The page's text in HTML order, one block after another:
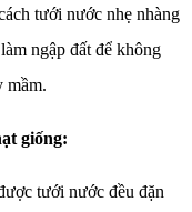
tưới nước nhẹ nhàng
ngập đất để không
mầm.
giống:
tưới nước đều đặn